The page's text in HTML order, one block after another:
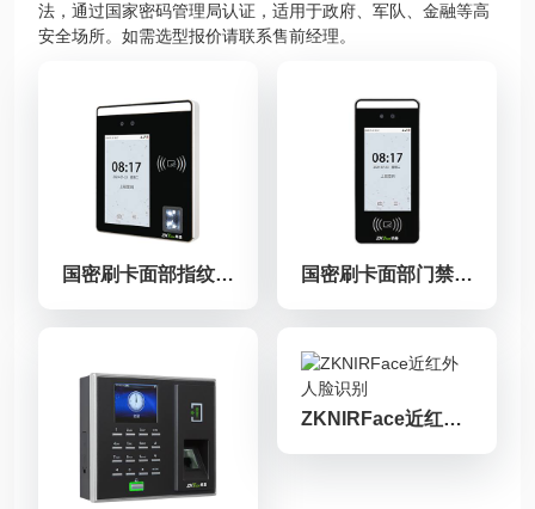
法，通过国家密码管理局认证，适用于政府、军队、金融等高
安全场所。如需选型报价请联系售前经理。
国密刷卡面部指纹门禁终端xFace500[GM] 国密刷卡面部门禁终端xFace60[GM]
ZKNIRFace近红外人脸识别